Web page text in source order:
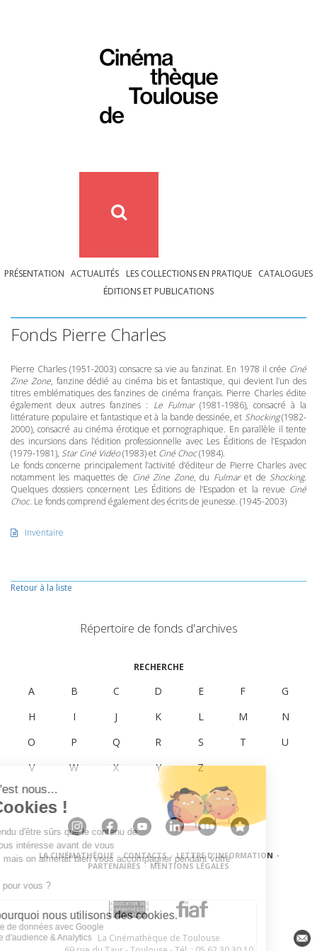
PRÉSENTATION ACTUALITÉS LES COLLECTIONS EN PRATIQUE
CATALOGUES
ÉDITIONS ET PUBLICATIONS
Fonds Pierre Charles
Pierre Charles (1951-2003) consacre sa vie au fanzinat. En 1978 il crée Ciné
Zine Zone, fanzine dédié au cinéma bis et fantastique, qui devient l’un des
titres emblématiques des fanzines de cinéma français. Pierre Charles édite
également deux autres fanzines : Le Fulmar(1981-1986), consacré à la
littérature populaire et fantastique et à la bande dessinée, et Shocking(1982-
2000), consacré au cinéma érotique et pornographique. En parallèle il tente
des incursions dans l’édition professionnelle avec Les Éditions de l’Espadon
(1979-1981), Star Ciné Vidéo(1983) et Ciné Choc(1984).
Le fonds concerne principalement l’activité d’éditeur de Pierre Charles avec
notamment les maquettes de Ciné Zine Zone, du Fulmaret deShocking.
Quelques dossiers concernent Les Éditions de l’Espadon et la revue Ciné
Choc. Le fonds comprend également des écrits de jeunesse. (1945-2003)
Inventaire
Retour à la liste
Répertoire de fonds d'archives
RECHERCHE
A B C D E F
G
H
I J K L M
N
O
P Q R S T
U
V
W X Y Z
LA CINÉMATHÈQUE · CONTACTS · LETTRE D'INFORMATION ·
PARTENAIRES · MENTIONS LÉGALES
La Cinémathèque de Toulouse